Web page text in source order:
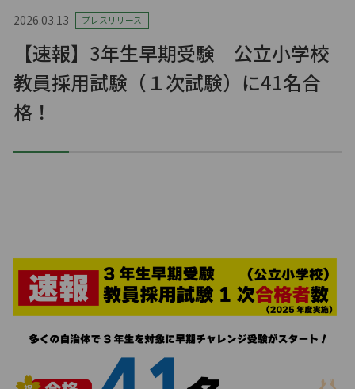
2026.03.13 プレスリリース
【速報】3年生早期受験 公立小学校
教員採用試験（１次試験）に41名合
格！